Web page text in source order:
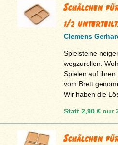
Schälchen
1/2
Clemens
Spielsteine
wegzurollen.
Spielen auf
vom Brett
Wir haben die
Statt2,90 €nur
Schälchen